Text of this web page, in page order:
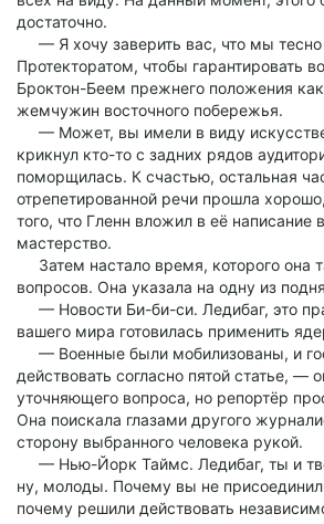
достаточно.
— Я хочу заверить вас, что мы тесно
Протекторатом, чтобы гарантировать
Броктон-Беем прежнего положения
жемчужин восточного побережья.
— Может, вы имели в виду
крикнул кто-то с задних рядов
поморщилась. К счастью, остальная
отрепетированной речи прошла
того, что Гленн вложил в её написание
мастерство.
Затем настало время, которого она
вопросов. Она указала на одну из
— Новости Би-би-си. Ледибаг, это
вашего мира готовилась применить
— Военные были мобилизованы, и
действовать согласно пятой статье, —
уточняющего вопроса, но репортёр
Она поискала глазами другого
сторону выбранного человека рукой.
— Нью-Йорк Таймс. Ледибаг, ты и
ну, молоды. Почему вы не
почему решили действовать